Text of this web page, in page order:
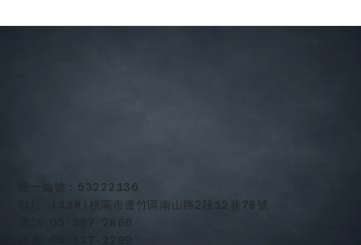
​統一編號：53222136
地址:(338)桃園市蘆竹區南山路2段12巷78號
電話:03-397-2866
傳真:03-327-2299